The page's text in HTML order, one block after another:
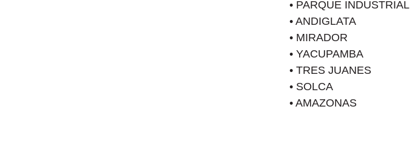
• PARQUE INDUSTRIAL
• ANDIGLATA
• MIRADOR
• YACUPAMBA
• TRES JUANES
• SOLCA
• AMAZONAS